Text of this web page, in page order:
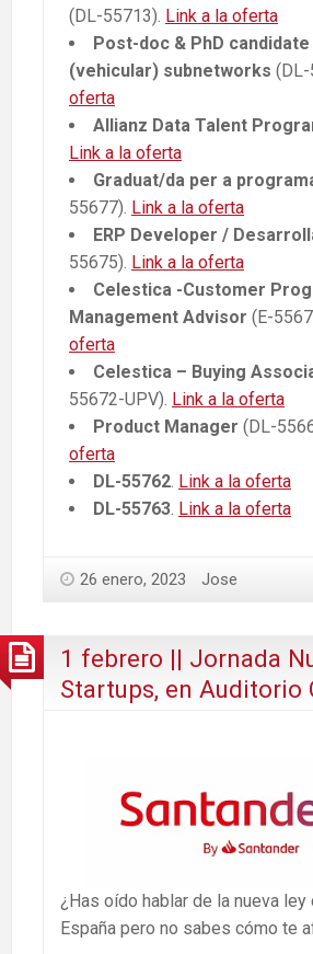
(DL-55713). Link a la oferta
Post-doc & PhD
(vehicular) subnetworks (DL-
oferta
Allianz Data Talent
Link a la oferta
Graduat/da per a
55677). Link a la oferta
ERP Developer /
55675). Link a la oferta
Celestica -Customer
Management Advisor (E-
oferta
Celestica – Buying
55672-UPV). Link a la oferta
Product Manager (DL-
oferta
DL-55762 Link a la oferta
DL-55763 Link a la oferta
26 enero, 2023 Jose
1 febrero || Jornada
Startups, en Auditorio
¿Has oído hablar de la nueva
España pero no sabes cómo te